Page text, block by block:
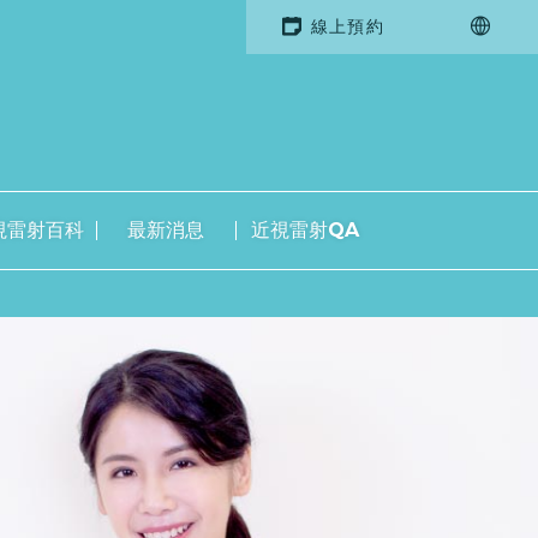
線上預約
雷射百科 最新消息 近視雷射QA